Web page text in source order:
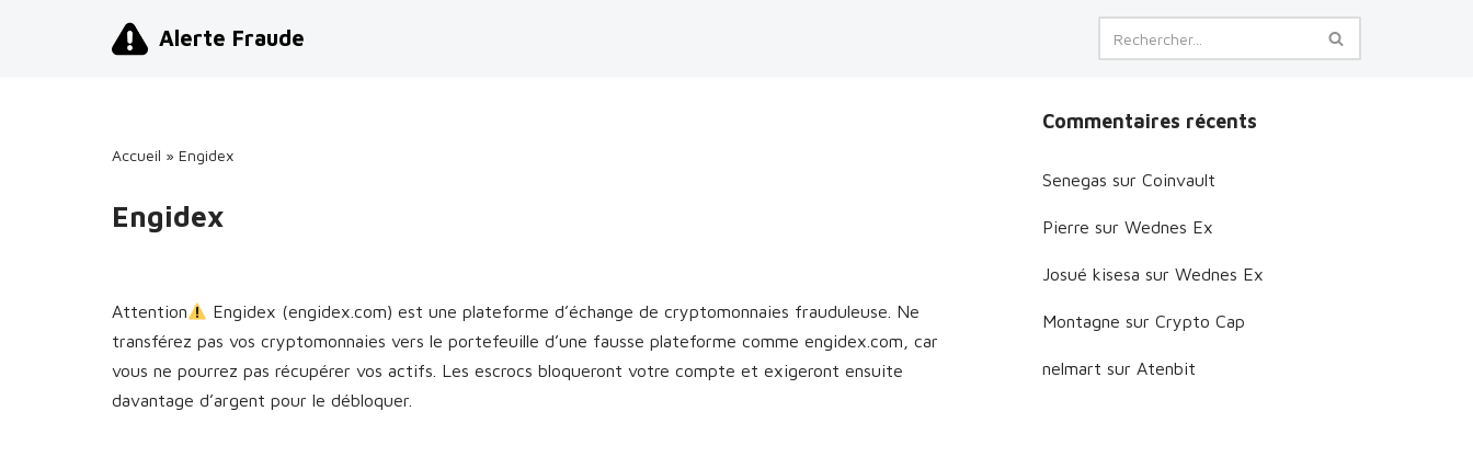
Alerte Fraude
Accueil » Engidex
Engidex
Attention
Engidex (engidex.com) est une plateforme d’échange de cryptomonnaies frauduleuse. Ne
transférez pas vos cryptomonnaies vers le portefeuille d’une fausse plateforme comme engidex.com, car
vous ne pourrez pas récupérer vos actifs. Les escrocs bloqueront votre compte et exigeront ensuite
davantage d’argent pour le débloquer.
Commentaires récents
Senegas sur Coinvault
Pierre sur Wednes Ex
Josué kisesa sur Wednes Ex
Montagne sur Crypto Cap
nelmart sur Atenbit